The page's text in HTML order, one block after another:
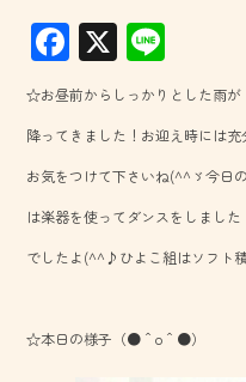
F
ac
e
b
o
ok
X
ne
☆お昼前からしっかりとした雨が
降ってきました！お迎え時には充
お気をつけて下さいね(^^ゞ今日
は楽器を使ってダンスをしました
でしたよ(^^♪ひよこ組はソフト
☆本日の様子（●＾o＾●）